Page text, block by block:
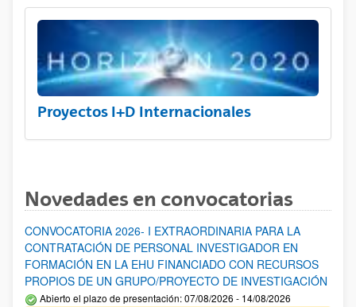
Proyectos I+D Internacionales
Novedades en convocatorias
CONVOCATORIA 2026- I EXTRAORDINARIA PARA LA
CONTRATACIÓN DE PERSONAL INVESTIGADOR EN
FORMACIÓN EN LA EHU FINANCIADO CON RECURSOS
PROPIOS DE UN GRUPO/PROYECTO DE INVESTIGACIÓN
Abierto el plazo de presentación: 07/08/2026 - 14/08/2026